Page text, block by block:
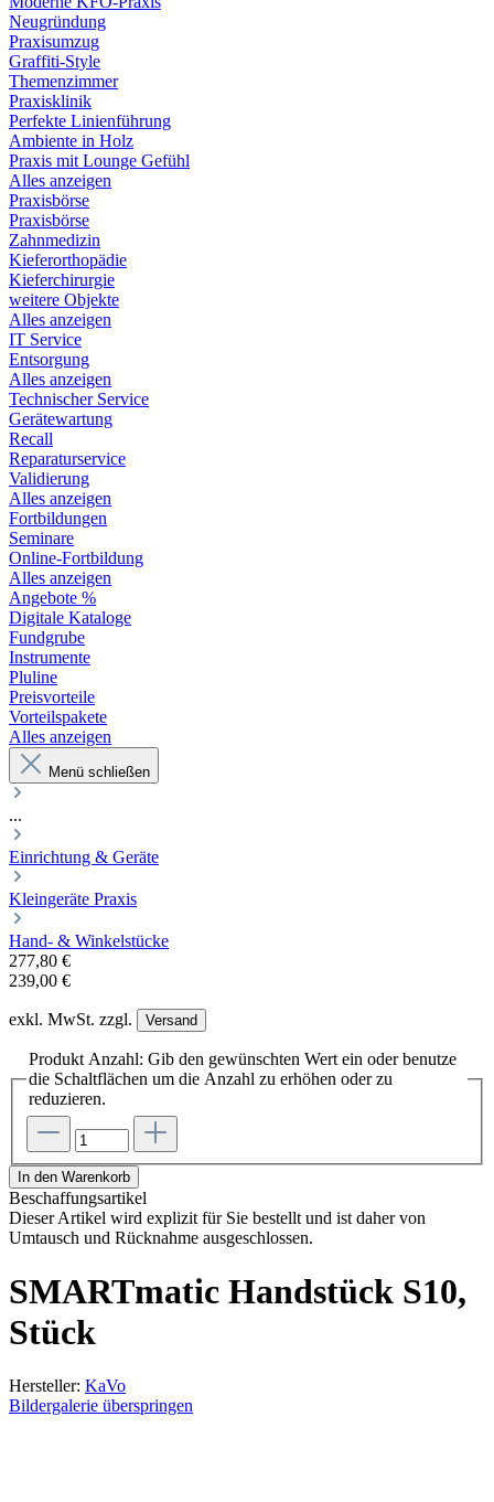
Neugründung
Praxisumzug
Graffiti-Style
Themenzimmer
Praxisklinik
Perfekte Linienführung
Ambiente in Holz
Praxis mit Lounge Gefühl
Alles anzeigen
Praxisbörse
Praxisbörse
Zahnmedizin
Kieferorthopädie
Kieferchirurgie
weitere Objekte
Alles anzeigen
IT Service
Entsorgung
Alles anzeigen
Technischer Service
Gerätewartung
Recall
Reparaturservice
Validierung
Alles anzeigen
Fortbildungen
Seminare
Online-Fortbildung
Alles anzeigen
Angebote %
Digitale Kataloge
Fundgrube
Instrumente
Pluline
Preisvorteile
Vorteilspakete
Alles anzeigen
Menü schließen
...
Einrichtung & Geräte
Kleingeräte Praxis
Hand- & Winkelstücke
277,80 €
239,00 €
exkl. MwSt. zzgl. Versand
Produkt Anzahl: Gib den gewünschten Wert ein oder benutze
die Schaltflächen um die Anzahl zu erhöhen oder zu
reduzieren.
In den Warenkorb
Beschaffungsartikel
Dieser Artikel wird explizit für Sie bestellt und ist daher von
Umtausch und Rücknahme ausgeschlossen.
SMARTmatic Handstück S10,
Stück
Hersteller: KaVo
Bildergalerie überspringen